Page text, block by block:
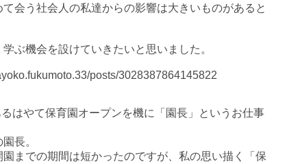
会う社会人の私達からの影響は大きいものがあると
ぶ機会を設けていきたいと思いました。
posts/3028387864145822
はやて保育園オープンを機に「園長」というお仕事
長。
までの期間は短かったのですが、私の思い描く「保